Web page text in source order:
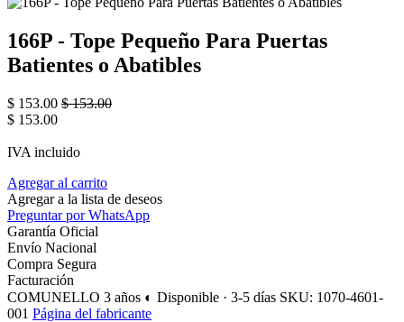
166P - Tope Pequeño Para Puertas
Batientes o Abatibles
$ 153.00 $153.00
$ 153.00
IVA incluido
Agregar al carrito
Agregar a la lista de deseos
Preguntar por WhatsApp
Garantía Oficial
Envío Nacional
Compra Segura
Facturación
COMUNELLO 3 años ◐ Disponible · 3-5 días SKU: 1070-4601-
001 Página del fabricante